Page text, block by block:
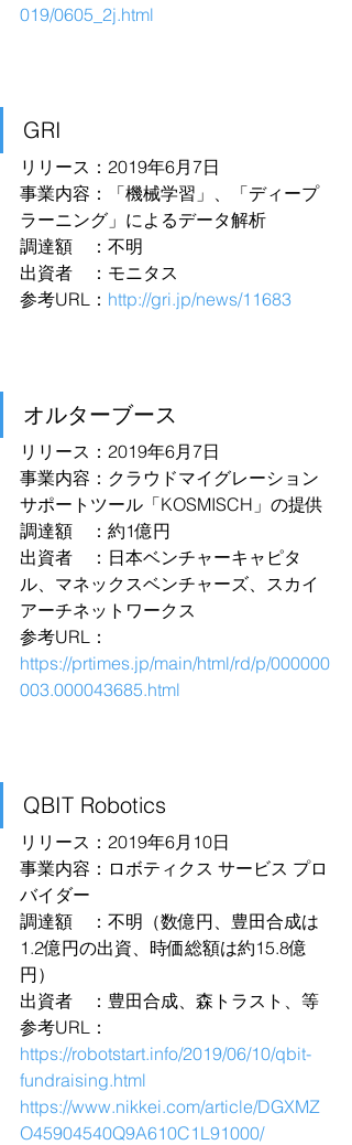
019/0605_2j.html
GRI
リリース：2019年6月7日
事業内容：「機械学習」、「ディープ
ラーニング」によるデータ解析
調達額　：不明
出資者　：モニタス
参考URL： http://gri.jp/news/11683
オルターブース
リリース：2019年6月7日
事業内容：クラウドマイグレーション
サポートツール「KOSMISCH」の提供
調達額　：約1億円
出資者　：日本ベンチャーキャピタ
ル、マネックスベンチャーズ、スカイ
アーチネットワークス
参考URL：
https://prtimes.jp/main/html/rd/p/000000
003.000043685.html
QBIT Robotics
リリース：2019年6月10日
事業内容：ロボティクス サービス プロ
バイダー
調達額　：不明（数億円、豊田合成は
1.2億円の出資、時価総額は約15.8億
円）
出資者　：豊田合成、森トラスト、等
参考URL：
https://robotstart.info/2019/06/10/qbit-
fundraising.html
https://www.nikkei.com/article/DGXMZ
O45904540Q9A610C1L91000/